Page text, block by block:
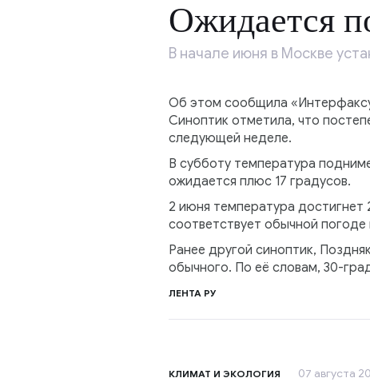
Ожидается
В начале июня в Москве
Об этом сообщила
Синоптик отметила, что
следующей неделе.
В субботу температура
ожидается плюс 17 градусов.
2 июня температура
соответствует обычной погоде
Ранее другой синоптик,
обычного. По её словам, 30-
ЛЕНТА РУ
КЛИМАТ И ЭКОЛОГИЯ 07 августа